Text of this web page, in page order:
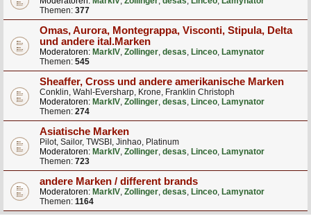
Themen: 377
Omas, Aurora, Montegrappa, Visconti, Stipula, Delta
und andere ital.Marken
Moderatoren: MarkIV, Zollinger, desas, Linceo, Lamynator
Themen: 545
Sheaffer, Cross und andere amerikanische Marken
Conklin, Wahl-Eversharp, Krone, Franklin Christoph
Moderatoren: MarkIV, Zollinger, desas, Linceo, Lamynator
Themen: 274
Asiatische Marken
Pilot, Sailor, TWSBI, Jinhao, Platinum
Moderatoren: MarkIV, Zollinger, desas, Linceo, Lamynator
Themen: 723
andere Marken / different brands
Moderatoren: MarkIV, Zollinger, desas, Linceo, Lamynator
Themen: 1164